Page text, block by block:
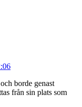
borde genast
från sin plats som